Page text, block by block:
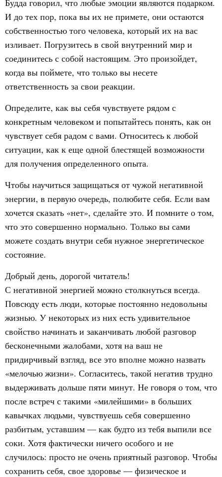
Будда говорил, что любые эмоции являются подарком.
И до тех пор, пока вы их не примете, они остаются
собственностью того человека, который их на вас
изливает. Погрузитесь в свой внутренний мир и
соединитесь с собой настоящим. Это произойдет,
когда вы поймете, что только вы несете
ответственность за свои реакции.
Определите, как вы себя чувствуете рядом с
конкретным человеком и попытайтесь понять, как он
чувствует себя радом с вами. Относитесь к любой
ситуации, как к еще одной блестящей возможности
для получения определенного опыта.
Чтобы научиться защищаться от чужой негативной
энергии, в первую очередь, полюбите себя. Если вам
хочется сказать «нет», сделайте это. И помните о том,
что это совершенно нормально. Только вы сами
можете создать внутри себя нужное энергетическое
состояние.
Добрый день, дорогой читатель!
С негативной энергией можно столкнуться всегда.
Повсюду есть люди, которые постоянно недовольны
жизнью. У некоторых из них есть удивительное
свойство начинать и заканчивать любой разговор
бесконечными жалобами, хотя на ваш не
придирчивый взгляд, все это вполне можно назвать
«мелочью жизни». Согласитесь, такой негатив трудно
выдерживать дольше пяти минут. Не говоря о том, что
после встреч с такими «милейшими» в больших
кавычках людьми, чувствуешь себя совершенно
разбитым, уставшим — как будто из тебя выпили все
соки. Хотя фактически ничего особого и не
случилось: просто не очень приятный разговор. Чтобы
сохранить себя, свое здоровье — физическое и